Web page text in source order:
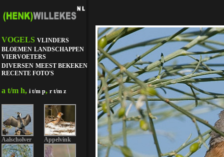
VOGELS VLINDERS
BLOEMEN LANDSCHAPPEN
VIERVOETERS
DIVERSEN MEEST BEKEKEN
RECENTE FOTO'S
a t/m h, i t/m p, r t/m z
Aalscholver Appelvink